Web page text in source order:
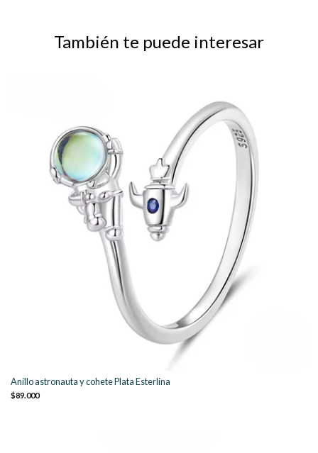
También te puede interesar
Anillo astronauta y cohete Plata Esterlina
$89.000